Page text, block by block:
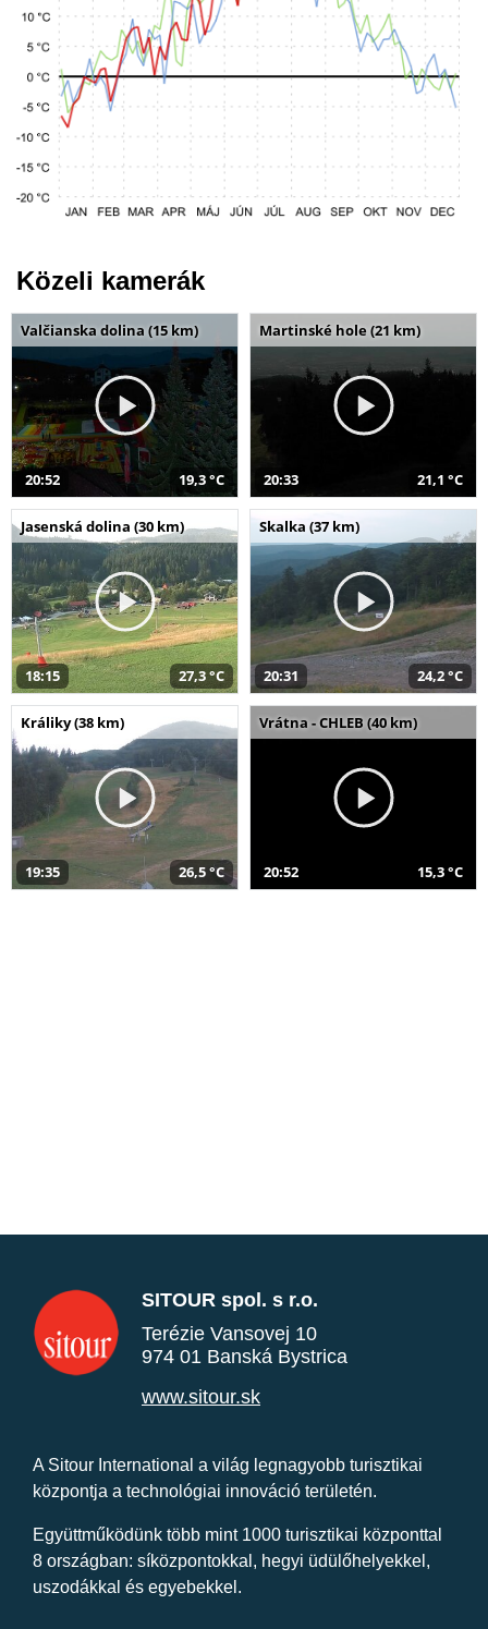
Közeli kamerák
Valčianska dolina (15 km)
20:52 19,3 °C
Martinské hole (21 km)
20:33 21,1 °C
Jasenská dolina (30 km)
18:15 27,3 °C
Skalka (37 km)
20:31 24,2 °C
Králiky (38 km)
19:35 26,5 °C
Vrátna - CHLEB (40 km)
20:52 15,3 °C
SITOUR spol. s r.o.
Terézie Vansovej 10
974 01 Banská Bystrica
www.sitour.sk
A Sitour International a világ legnagyobb turisztikai
központja a technológiai innováció területén.
Együttműködünk több mint 1000 turisztikai központtal
8 országban: síközpontokkal, hegyi üdülőhelyekkel,
uszodákkal és egyebekkel.